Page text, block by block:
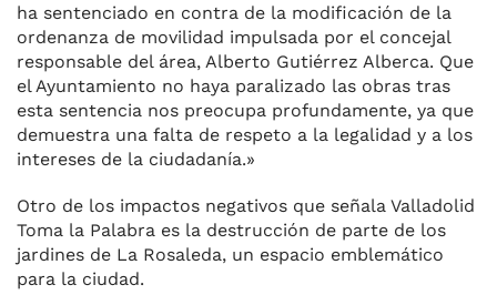
ha sentenciado en contra de la modificación de la
ordenanza de movilidad impulsada por el concejal
responsable del área, Alberto Gutiérrez Alberca. Que
el Ayuntamiento no haya paralizado las obras tras
esta sentencia nos preocupa profundamente, ya que
demuestra una falta de respeto a la legalidad y a los
intereses de la ciudadanía.»
Otro de los impactos negativos que señala Valladolid
Toma la Palabra es la destrucción de parte de los
jardines de La Rosaleda, un espacio emblemático
para la ciudad.